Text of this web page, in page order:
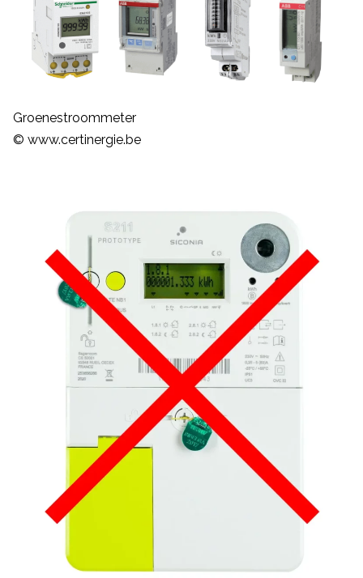
Groenestroommeter
© www.certinergie.be